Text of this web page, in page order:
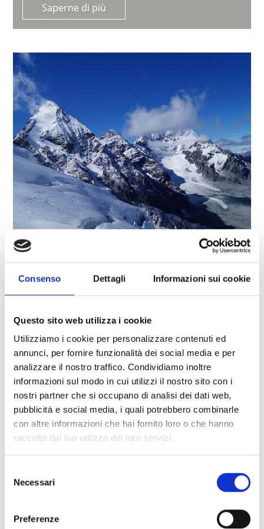
Consenso Dettagli Informazioni sui cookie
Questo sito web utilizza i cookie
Utilizziamo i cookie per personalizzare contenuti ed
annunci, per fornire funzionalità dei social media e per
analizzare il nostro traffico. Condividiamo inoltre
informazioni sul modo in cui utilizzi il nostro sito con i
nostri partner che si occupano di analisi dei dati web,
pubblicità e social media, i quali potrebbero combinarle
con altre informazioni che hai fornito loro o che hanno
raccolto dal tuo utilizzo dei loro servizi.
delNecessari
Preferenze
Saperne di più
L'ANGELO GRANDE
L'Angelo Grande è un tour in vetta con una
bellissima vista.
4:07 h
1282 hm
7,3 km
Saperne di più